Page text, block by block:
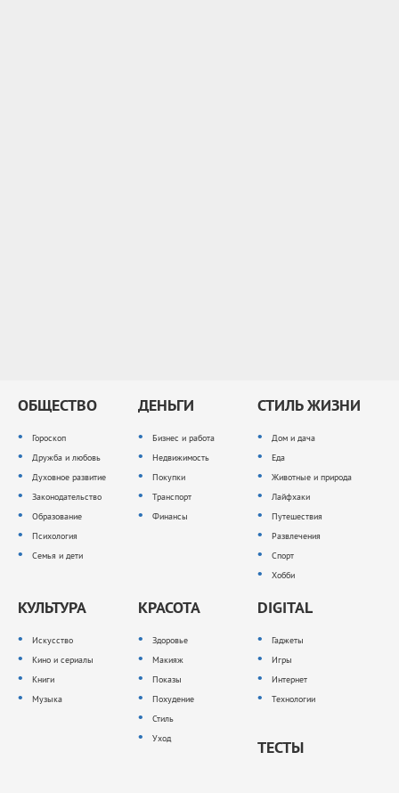
ОБЩЕСТВО
Гороскоп
Дружба и любовь
Духовное развитие
Законодательство
Образование
Психология
Семья и дети
ДЕНЬГИ
Бизнес и работа
Недвижимость
Покупки
Транспорт
Финансы
СТИЛЬ ЖИЗНИ
Дом и дача
Еда
Животные и природа
Лайфхаки
Путешествия
Развлечения
Спорт
Хобби
КУЛЬТУРА
Искусство
Кино и сериалы
Книги
Музыка
КРАСОТА
Здоровье
Макияж
Показы
Похудение
Стиль
Уход
DIGITAL
Гаджеты
Игры
Интернет
Технологии
ТЕСТЫ